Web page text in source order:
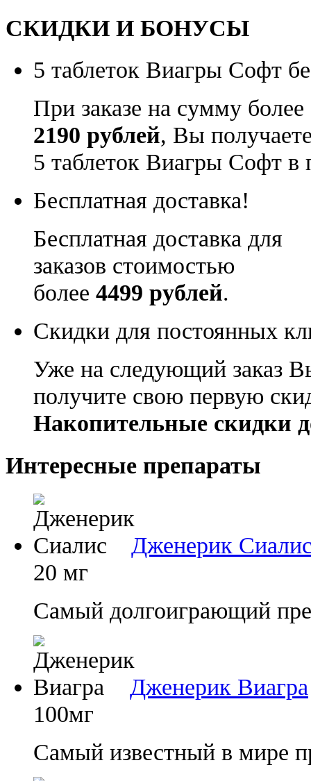
СКИДКИ И БОНУСЫ
5 таблеток Виагры Софт
При заказе на сумму более
2190 рублей, Вы
5 таблеток Виагры Софт в
Бесплатная доставка!
Бесплатная доставка для
заказов стоимостью
более 4499 рублей.
Скидки для постоянных
Уже на следующий заказ
получите свою первую
Накопительные скидки
Интересные препараты
Дженерик
20 мг
Самый долгоиграющий
Дженерик Виагра
100мг
Самый известный в мире